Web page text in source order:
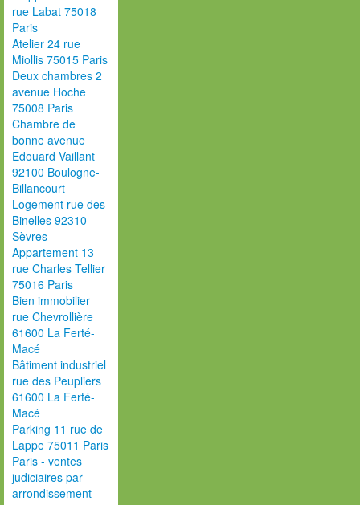
rue Labat 75018
Paris
Atelier 24 rue
Miollis 75015 Paris
Deux chambres 2
avenue Hoche
75008 Paris
Chambre de
bonne avenue
Edouard Vaillant
92100 Boulogne-
Billancourt
Logement rue des
Binelles 92310
Sèvres
Appartement 13
rue Charles Tellier
75016 Paris
Bien immobilier
rue Chevrollière
61600 La Ferté-
Macé
Bâtiment industriel
rue des Peupliers
61600 La Ferté-
Macé
Parking 11 rue de
Lappe 75011 Paris
Paris - ventes
judiciaires par
arrondissement